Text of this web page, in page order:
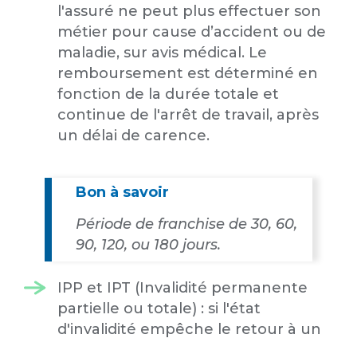
l'assuré ne peut plus effectuer son
métier pour cause d’accident ou de
maladie, sur avis médical. Le
remboursement est déterminé en
fonction de la durée totale et
continue de l'arrêt de travail, après
un délai de carence.
Bon à savoir
Période de franchise de 30, 60,
90, 120, ou 180 jours.
IPP et IPT (Invalidité permanente
partielle ou totale) : si l'état
d'invalidité empêche le retour à un